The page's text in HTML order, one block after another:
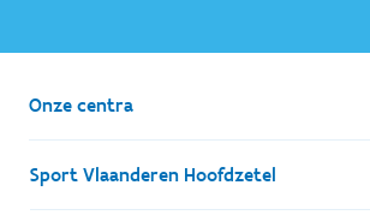
Onze centra
Sport Vlaanderen Hoofdzetel